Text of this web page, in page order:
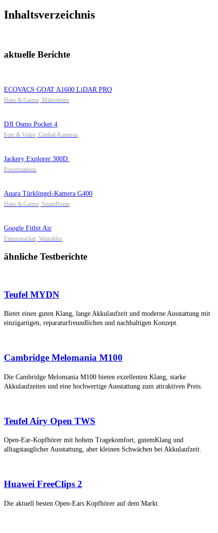
Inhaltsverzeichnis
aktuelle Berichte
ECOVACS GOAT A1600 LiDAR PRO
Haus & Garten, Mähroboter
DJI Osmo Pocket 4
Foto & Video, Gimbal-Kameras
Jackery Explorer 300D
Powerstations
Aqara Türklingel-Kamera G400
Haus & Garten, SmartHome
Google Fitbit Air
Fitnesstracker, Wearables
ähnliche Testberichte
Teufel MYDN
Bietet einen guten Klang, lange Akkulaufzeit und moderne Ausstattung mit
einzigartigen, reparaturfreundlichen und nachhaltigen Konzept.
Cambridge Melomania M100
Die Cambridge Melomania M100 bieten exzellenten Klang, starke
Akkulaufzeiten und eine hochwertige Ausstattung zum attraktiven Preis.
Teufel Airy Open TWS
Open-Ear-Kopfhörer mit hohem Tragekomfort, gutemKlang und
alltagstauglicher Ausstattung, aber kleinen Schwächen bei Akkulaufzeit.
Huawei FreeClips 2
Die aktuell besten Open-Ears Kopfhörer auf dem Markt.